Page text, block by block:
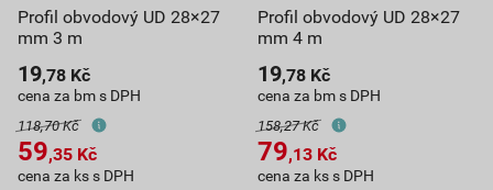
Profil obvodový UD 28×27
mm 3 m
19,78 Kč
cena za bm s DPH
118,70 Kč
59,35 Kč
cena za ks s DPH
Profil obvodový UD 28×27
mm 4 m
19,78 Kč
cena za bm s DPH
158,27 Kč
79,13 Kč
cena za ks s DPH